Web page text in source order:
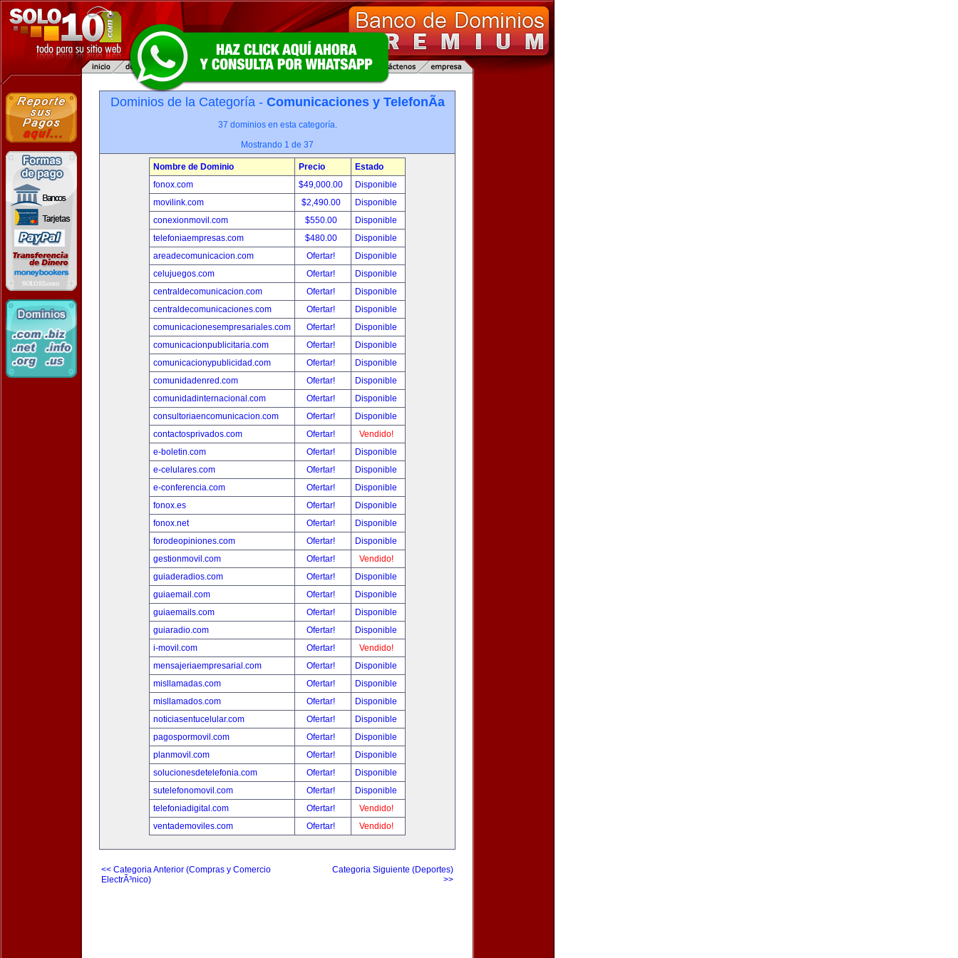
Dominios de la Categoría - Comunicaciones y TelefonÃ­a
37 dominios en esta categoría.
Mostrando 1 de 37
Nombre de Dominio Precio
Estado
fonox.com
$49,000.00
Disponible
movilink.com
$2,490.00
Disponible
conexionmovil.com
$550.00
Disponible
telefoniaempresas.com
$480.00
Disponible
areadecomunicacion.com
Ofertar!
Disponible
celujuegos.com
Ofertar!
Disponible
centraldecomunicacion.com
Ofertar!
Disponible
centraldecomunicaciones.com
Ofertar!
Disponible
comunicacionesempresariales.com
Ofertar!
Disponible
comunicacionpublicitaria.com
Ofertar!
Disponible
comunicacionypublicidad.com
Ofertar!
Disponible
comunidadenred.com
Ofertar!
Disponible
comunidadinternacional.com
Ofertar!
Disponible
consultoriaencomunicacion.com
Ofertar!
Disponible
contactosprivados.com
Ofertar!
Vendido!
e-boletin.com
Ofertar!
Disponible
e-celulares.com
Ofertar!
Disponible
e-conferencia.com
Ofertar!
Disponible
fonox.es
Ofertar!
Disponible
fonox.net
Ofertar!
Disponible
forodeopiniones.com
Ofertar!
Disponible
gestionmovil.com
Ofertar!
Vendido!
guiaderadios.com
Ofertar!
Disponible
guiaemail.com
Ofertar!
Disponible
guiaemails.com
Ofertar!
Disponible
guiaradio.com
Ofertar!
Disponible
i-movil.com
Ofertar!
Vendido!
mensajeriaempresarial.com
Ofertar!
Disponible
misllamadas.com
Ofertar!
Disponible
misllamados.com
Ofertar!
Disponible
noticiasentucelular.com
Ofertar!
Disponible
pagospormovil.com
Ofertar!
Disponible
planmovil.com
Ofertar!
Disponible
solucionesdetelefonia.com
Ofertar!
Disponible
sutelefonomovil.com
Ofertar!
Disponible
telefoniadigital.com
Ofertar!
Vendido!
ventademoviles.com
Ofertar! Vendido!
<< Categoria Anterior (Compras y Comercio
ElectrÃ³nico)
Categoria Siguiente (Deportes)
>>